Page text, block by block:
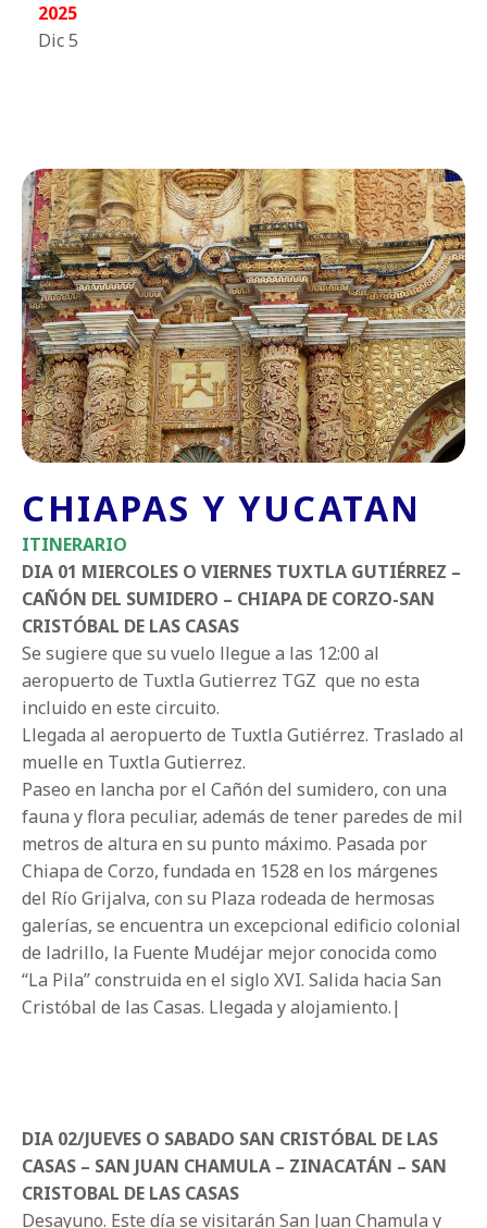
2025
Dic 5
CHIAPAS Y YUCATAN
ITINERARIO
DIA 01 MIERCOLES O VIERNES TUXTLA GUTIÉRREZ –
CAÑÓN DEL SUMIDERO – CHIAPA DE CORZO-SAN
CRISTÓBAL DE LAS CASAS
Se sugiere que su vuelo llegue a las 12:00 al
aeropuerto de Tuxtla Gutierrez TGZ que no esta
incluido en este circuito.
Llegada al aeropuerto de Tuxtla Gutiérrez. Traslado al
muelle en Tuxtla Gutierrez.
Paseo en lancha por el Cañón del sumidero, con una
fauna y flora peculiar, además de tener paredes de mil
metros de altura en su punto máximo. Pasada por
Chiapa de Corzo, fundada en 1528 en los márgenes
del Río Grijalva, con su Plaza rodeada de hermosas
galerías, se encuentra un excepcional edificio colonial
de ladrillo, la Fuente Mudéjar mejor conocida como
“La Pila” construida en el siglo XVI. Salida hacia San
Cristóbal de las Casas. Llegada y alojamiento.|
DIA 02/JUEVES O SABADO SAN CRISTÓBAL DE LAS
CASAS – SAN JUAN CHAMULA – ZINACATÁN – SAN
CRISTOBAL DE LAS CASAS
Desayuno. Este día se visitarán San Juan Chamula y